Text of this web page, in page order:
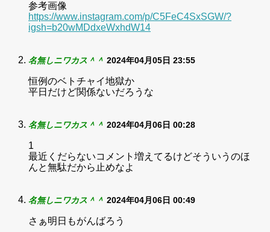
参考画像
https://www.instagram.com/p/C5FeC4SxSGW/?
igsh=b20wMDdxeWxhdW14
名無しニワカス＾＾ 2024年04月05日 23:55
恒例のベトチャイ地獄か
平日だけど関係ないだろうな
名無しニワカス＾＾ 2024年04月06日 00:28
1
最近くだらないコメント増えてるけどそういうのほ
んと無駄だから止めなよ
名無しニワカス＾＾ 2024年04月06日 00:49
さぁ明日もがんばろう